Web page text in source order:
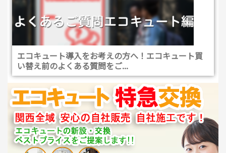
エコキュート導入をお考えの方へ！エコキュート買
い替え前のよくある質問をご...